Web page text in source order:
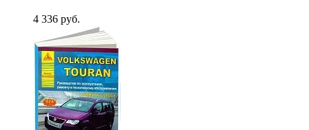
4 336 руб.